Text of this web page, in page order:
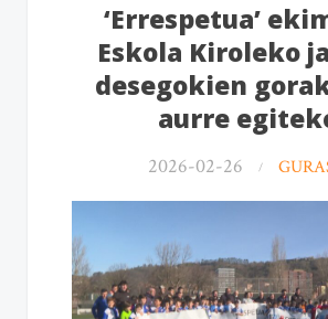
‘Errespetua’
Eskola Kiroleko
desegokien
aurre
2026-02-26